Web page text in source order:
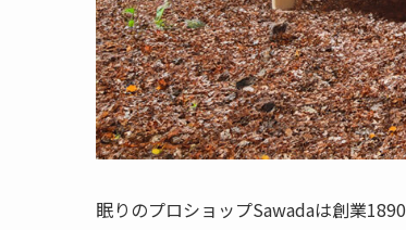
眠りのプロショップSawadaは創業